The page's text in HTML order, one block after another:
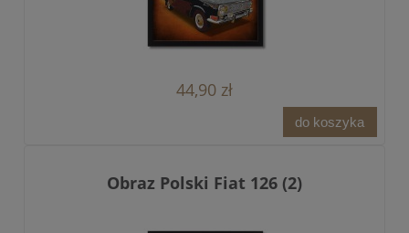
44,90 zł
do koszyka
Obraz Polski Fiat 126 (2)